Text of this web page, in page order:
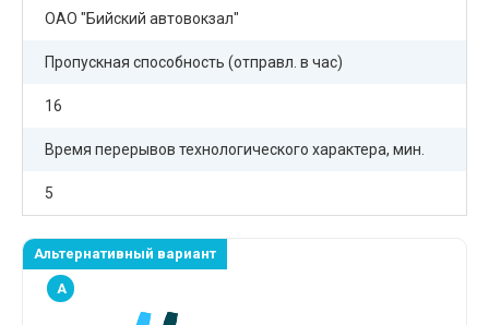
ОАО "Бийский автовокзал"
Пропускная способность (отправл. в час)
16
Время перерывов технологического характера, мин.
5
Альтернативный вариант
A